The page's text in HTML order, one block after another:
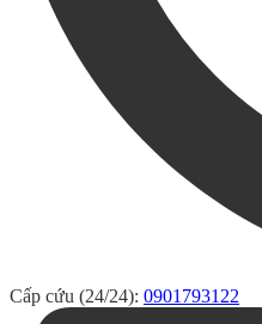
Cấp cứu (24/24): 0901793122